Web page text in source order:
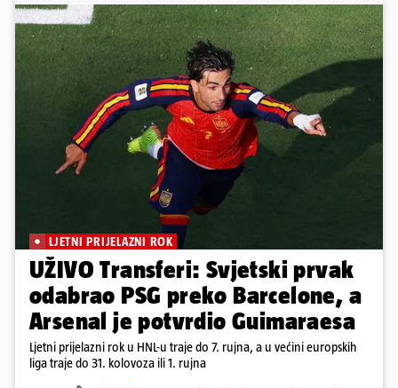
LJETNI PRIJELAZNI ROK
UŽIVO Transferi: Svjetski prvak
odabrao PSG preko Barcelone, a
Arsenal je potvrdio Guimaraesa
Ljetni prijelazni rok u HNL-u traje do 7. rujna, a u većini europskih
liga traje do 31. kolovoza ili 1. rujna